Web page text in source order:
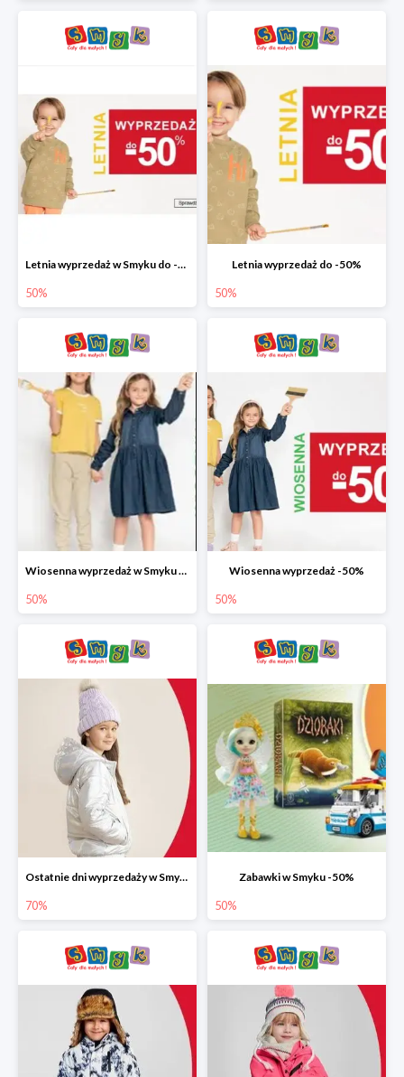
Letnia wyprzedaż w Smyku do -50%
50%
Letnia wyprzedaż do -50%
50%
Wiosenna wyprzedaż w Smyku do -50%
50%
Wiosenna wyprzedaż -50%
50%
Ostatnie dni wyprzedaży w Smyku do -70%
70%
Zabawki w Smyku -50%
50%